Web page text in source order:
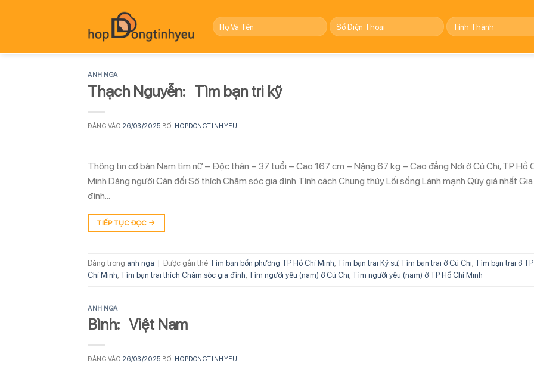
dung
ANH NGA
Thạch Nguyễn: Tìm bạn tri kỹ
ĐĂNG VÀO 26/03/2025 BỞI HOPDONGTINHYEU
Thông tin cơ bản Nam tìm nữ – Độc thân – 37 tuổi – Cao 167 cm – Nặng 67 kg – Cao đẳng Nơi ở Củ Chi, TP Hồ
Minh Dáng người Cân đối Sở thích Chăm sóc gia đình Tính cách Chung thủy Lối sống Lành mạnh Qúy giá nhất Gia
đình…
TIẾP TỤC ĐỌC →
Đăng trong anh nga Được gắn thẻ Tìm bạn bốn phương TP Hồ Chí Minh Tìm bạn trai Kỹ sư, Tìm bạn trai ở Củ Chi Tìm bạn trai ở
Chí Minh Tìm bạn trai thích Chăm sóc gia đình Tìm người yêu (nam) ở Củ Chi Tìm người yêu (nam) ở TP Hồ Chí Minh
ANH NGA
Bình: Việt Nam
ĐĂNG VÀO 26/03/2025 BỞI HOPDONGTINHYEU